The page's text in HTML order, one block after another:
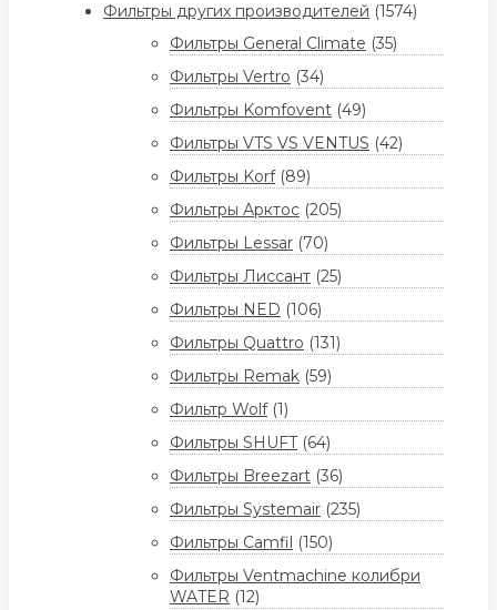
Фильтры других производителей (1574)
Фильтры General Climate (35)
Фильтры Vertro (34)
Фильтры Komfovent (49)
Фильтры VTS VS VENTUS (42)
Фильтры Korf (89)
Фильтры Арктос (205)
Фильтры Lessar (70)
Фильтры Лиссант (25)
Фильтры NED (106)
Фильтры Quattro (131)
Фильтры Remak (59)
Фильтр Wolf (1)
Фильтры SHUFT (64)
Фильтры Breezart (36)
Фильтры Systemair (235)
Фильтры Camfil (150)
Фильтры Ventmachine колибри
WATER (12)